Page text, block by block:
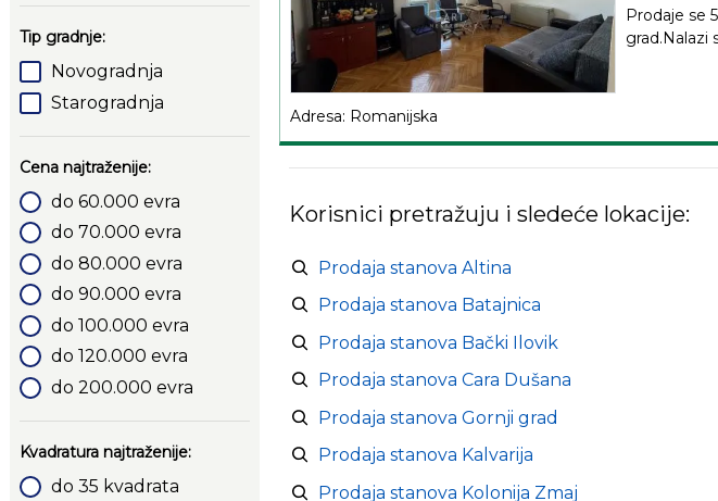
Tip gradnje:
Novogradnja
Starogradnja
Cena najtraženije:
do 60.000 evra
do 70.000 evra
do 80.000 evra
do 90.000 evra
do 100.000 evra
do 120.000 evra
do 200.000 evra
Kvadratura najtraženije:
do 35 kvadrata
Prodaje se
grad.Nalazi
Adresa: Romanijska
Korisnici pretražuju i sledeće lokacije:
Prodaja stanova Altina
Prodaja stanova Batajnica
Prodaja stanova Bački Ilovik
Prodaja stanova Cara Dušana
Prodaja stanova Gornji grad
Prodaja stanova Kalvarija
Prodaja stanova Kolonija Zmaj